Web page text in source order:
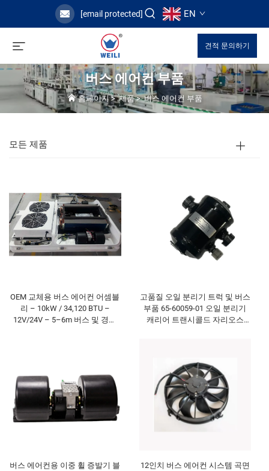
[email protected] EN
견적 문의하기
버스 에어컨 부품
홈페이지>제품>버스 에어컨 부품
모든 제품
OEM 교체용 버스 에어컨 어셈블
리 – 10kW / 34,120 BTU –
12V/24V – 5–6m 버스 및 경형
고품질 오일 분리기 트럭 및 버스
부품 65-60059-01 오일 분리기
캐리어 트랜시콜드 자리오스
버스 에어컨용 이중 휠 증발기 블
12인치 버스 에어컨 시스템 곡면